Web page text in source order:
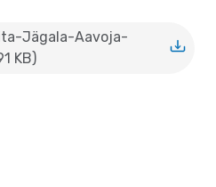
Jägala-Aavoja-
KB)